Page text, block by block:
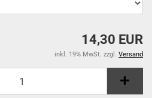
14,30 EUR
inkl. 19% MwSt. zzgl. Versand